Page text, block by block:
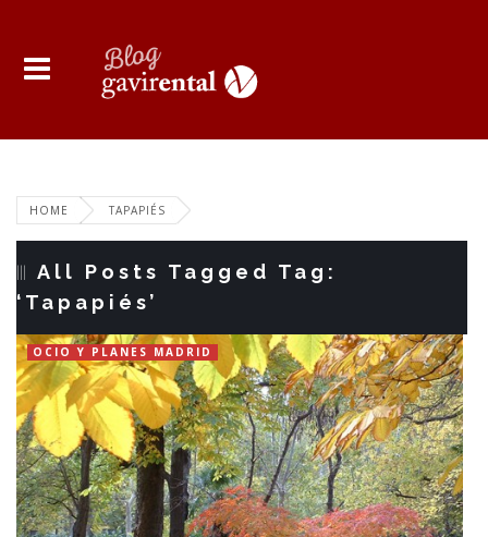
HOME TAPAPIÉS
All Posts Tagged Tag:
‘Tapapiés’
OCIO Y PLANES MADRID